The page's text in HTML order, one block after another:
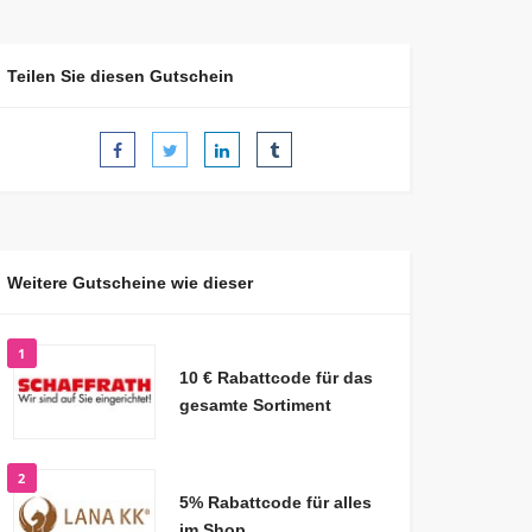
Teilen Sie diesen Gutschein
Weitere Gutscheine wie dieser
1
10 € Rabattcode für das
gesamte Sortiment
2
5% Rabattcode für alles